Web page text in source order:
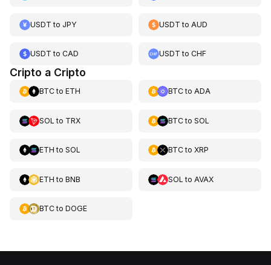
USDT to JPY USDT to AUD
USDT to CAD USDT toCHF
Cripto a Cripto
BTCto ETH BTCto ADA
SOL to TRX BTCto SOL
ETH to SOL BTCto XRP
ETH to BNB SOL to AVAX
BTCto DOGE